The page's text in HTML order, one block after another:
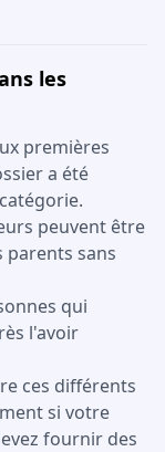
les
premières
a été
peuvent être
parents sans
qui
l'avoir
ces différents
si votre
fournir des